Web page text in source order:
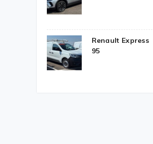
Renault Express
95